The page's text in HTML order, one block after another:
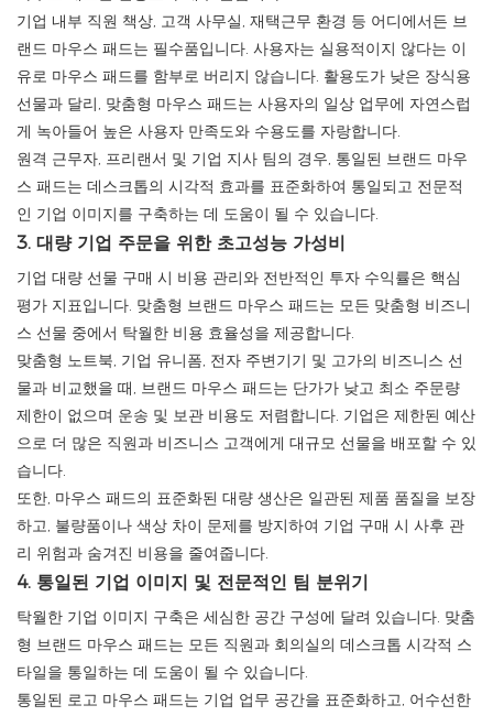
기업 내부 직원 책상, 고객 사무실, 재택근무 환경 등 어디에서든 브
랜드 마우스 패드는 필수품입니다. 사용자는 실용적이지 않다는 이
유로 마우스 패드를 함부로 버리지 않습니다. 활용도가 낮은 장식용
선물과 달리, 맞춤형 마우스 패드는 사용자의 일상 업무에 자연스럽
게 녹아들어 높은 사용자 만족도와 수용도를 자랑합니다.
원격 근무자, 프리랜서 및 기업 지사 팀의 경우, 통일된 브랜드 마우
스 패드는 데스크톱의 시각적 효과를 표준화하여 통일되고 전문적
인 기업 이미지를 구축하는 데 도움이 될 수 있습니다.
3. 대량 기업 주문을 위한 초고성능 가성비
기업 대량 선물 구매 시 비용 관리와 전반적인 투자 수익률은 핵심
평가 지표입니다. 맞춤형 브랜드 마우스 패드는 모든 맞춤형 비즈니
스 선물 중에서 탁월한 비용 효율성을 제공합니다.
맞춤형 노트북, 기업 유니폼, 전자 주변기기 및 고가의 비즈니스 선
물과 비교했을 때, 브랜드 마우스 패드는 단가가 낮고 최소 주문량
제한이 없으며 운송 및 보관 비용도 저렴합니다. 기업은 제한된 예산
으로 더 많은 직원과 비즈니스 고객에게 대규모 선물을 배포할 수 있
습니다.
또한, 마우스 패드의 표준화된 대량 생산은 일관된 제품 품질을 보장
하고, 불량품이나 색상 차이 문제를 방지하여 기업 구매 시 사후 관
리 위험과 숨겨진 비용을 줄여줍니다.
4. 통일된 기업 이미지 및 전문적인 팀 분위기
탁월한 기업 이미지 구축은 세심한 공간 구성에 달려 있습니다. 맞춤
형 브랜드 마우스 패드는 모든 직원과 회의실의 데스크톱 시각적 스
타일을 통일하는 데 도움이 될 수 있습니다.
통일된 로고 마우스 패드는 기업 업무 공간을 표준화하고, 어수선한